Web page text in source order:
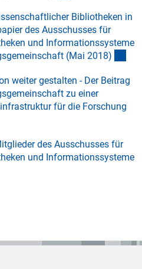
Bibliotheken in
des Ausschusses für
und Informationssysteme
(Mai 2018)
weiter gestalten - Der Beitrag
zu einer
für die Forschung
des Ausschusses für
und Informationssysteme